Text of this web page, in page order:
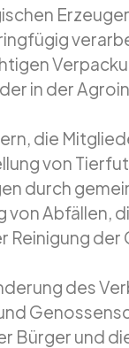
in der
die
von
durch
Abfällen,
des
Bürger und